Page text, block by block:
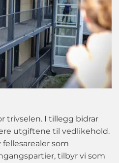
trivselen. I tillegg bidrar
utgiftene til vedlikehold.
fellesarealer som
tilbyr vi som